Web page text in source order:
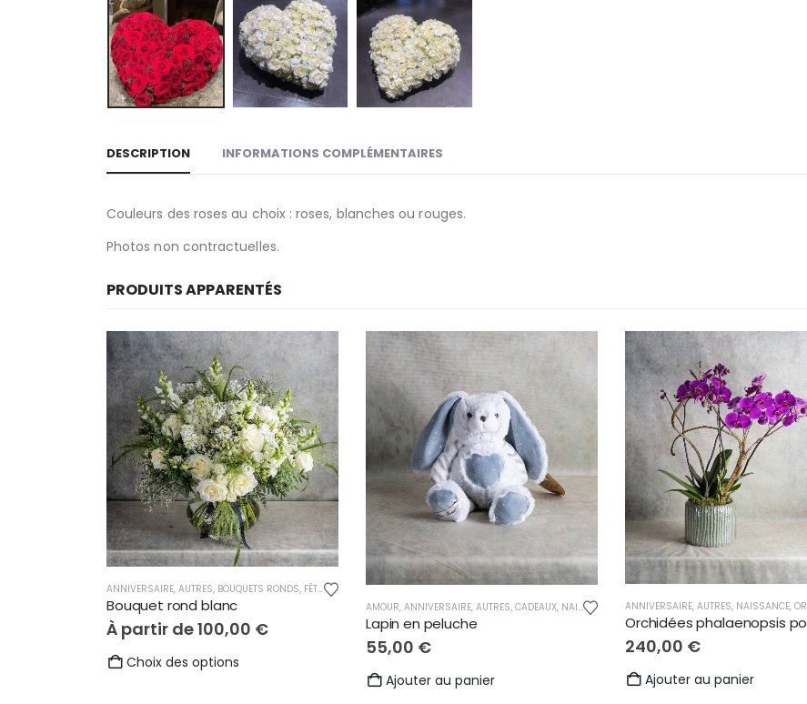
DESCRIPTION INFORMATIONS COMPLÉMENTAIRES
Couleurs des roses au choix : roses, blanches ou rouges.
Photos non contractuelles.
PRODUITS APPARENTÉS
ANNIVERSAIRE, AUTRES, BOUQUETS RONDS, FÊTE DES MÈRES ,MARIAGE,NAISSANCE,REMERCIEMENTS
Bouquet rond blanc
À partir de100,00 €
Choix des options
AMOUR, ANNIVERSAIRE, AUTRES, CADEAUX, NAISSANCE PELUCHES
Lapin en peluche
55,00 €
Ajouter au panier
ANNIVERSAIRE, AUTRES, NAISSANCE,
240,00 €
Ajouter au panier